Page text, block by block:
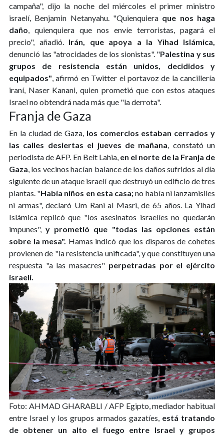
campaña", dijo la noche del miércoles el primer ministro
israelí, Benjamin Netanyahu. "Quienquiera que nos haga
daño, quienquiera que nos envíe terroristas, pagará el
precio", añadió. Irán, que apoya a la Yihad Islámica,
denunció las "atrocidades de los sionistas". "Palestina y sus
grupos de resistencia están unidos, decididos y
equipados", afirmó en Twitter el portavoz de la cancillería
iraní, Naser Kanani, quien prometió que con estos ataques
Israel no obtendrá nada más que "la derrota".
Franja de Gaza
En la ciudad de Gaza, los comercios estaban cerrados y
las calles desiertas el jueves de mañana, constató un
periodista de AFP. En Beit Lahia,en el norte de la Franja de
Gaza, los vecinos hacían balance de los daños sufridos al día
siguiente de un ataque israelí que destruyó un edificio de tres
plantas. "Había niños en esta casa;no había ni lanzamisiles
ni armas", declaró Um Rani al Masri, de 65 años. La Yihad
Islámica replicó que "los asesinatos israelíes no quedarán
impunes",y prometió que "todas las opciones están
sobre la mesa". Hamas indicó que los disparos de cohetes
provienen de "la resistencia unificada", y que constituyen una
respuesta "a las masacres" perpetradas por el ejército
israelí.
Foto: AHMAD GHARABLI / AFP Egipto, mediador habitual
entre Israel y los grupos armados gazatíes, está tratando
de obtener un alto el fuego entre Israel y grupos